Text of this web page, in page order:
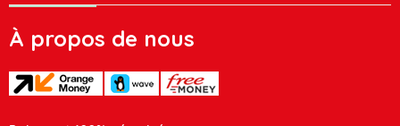
À propos de nous